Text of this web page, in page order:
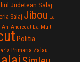
Judetean Salaj
Salaj Jibou La
Ani Andreea! La Multi
Politia
Primaria Zalau